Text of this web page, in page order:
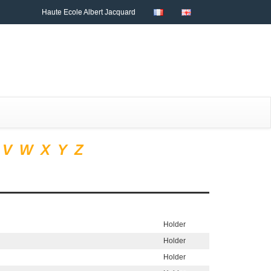
Haute Ecole Albert Jacquard
V W X Y Z
Holder
Holder
Holder